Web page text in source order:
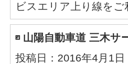
ビスエリア上り線を
山陽自動車道 三木サ
投稿日：2016年4月1日